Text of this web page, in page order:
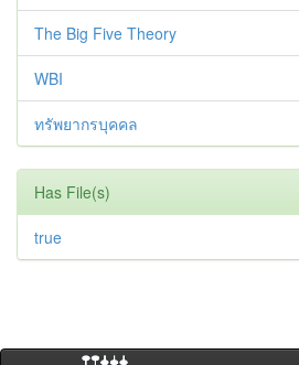
The Big Five Theory
WBI
ทรัพยากรบุคคล
Has File(s)
true